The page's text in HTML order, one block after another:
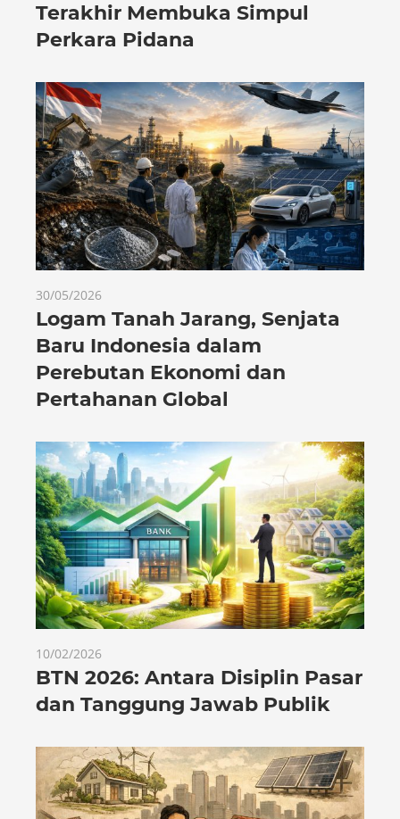
Terakhir Membuka Simpul
Perkara Pidana
30/05/2026
Logam Tanah Jarang, Senjata
Baru Indonesia dalam
Perebutan Ekonomi dan
Pertahanan Global
10/02/2026
BTN 2026: Antara Disiplin Pasar
dan Tanggung Jawab Publik